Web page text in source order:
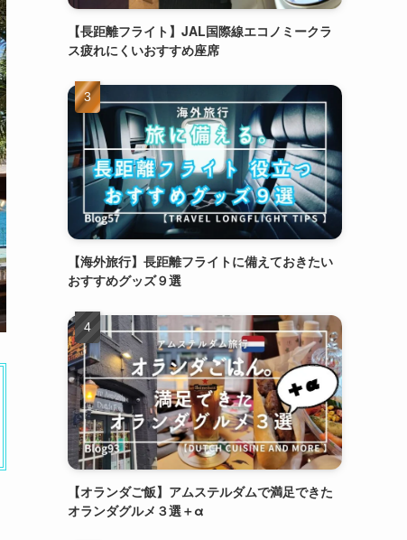
【長距離フライト】JAL国際線エコノミークラ
ス疲れにくいおすすめ座席
【海外旅行】長距離フライトに備えておきたい
おすすめグッズ９選
【オランダご飯】アムステルダムで満足できた
オランダグルメ３選＋α